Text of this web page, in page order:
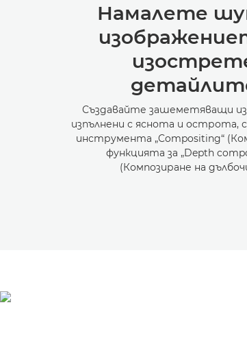
Намалете
Създавайте зашеметяващи
изпълнени с яснота и острота,
инструмента „Compositing“
функцията за „Depth
(Композиране на